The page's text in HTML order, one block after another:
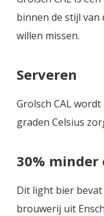
binnen de stijl
willen missen.
Serveren
Grolsch CAL
graden Celsius
30% minder
Dit light bier
brouwerij uit